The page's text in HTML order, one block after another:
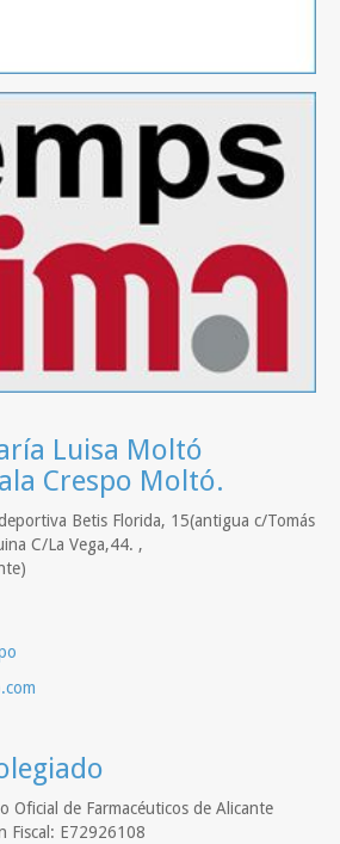
Luisa Moltó
Crespo Moltó.
Betis Florida, 15(antigua c/Tomás
C/La Vega,44. ,
Oficial de Farmacéuticos de Alicante
Fiscal: E72926108